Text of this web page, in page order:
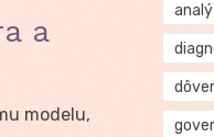
a
modelu,